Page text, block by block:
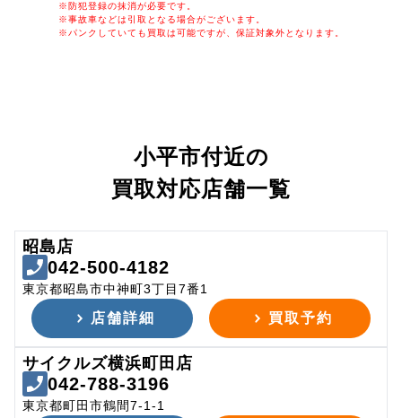
※防犯登録の抹消が必要です。
※事故車などは引取となる場合がございます。
※パンクしていても買取は可能ですが、保証対象外となります。
小平市付近の
買取対応店舗一覧
昭島店
042-500-4182
東京都昭島市中神町3丁目7番1
店舗詳細 買取予約
サイクルズ横浜町田店
042-788-3196
東京都町田市鶴間7-1-1